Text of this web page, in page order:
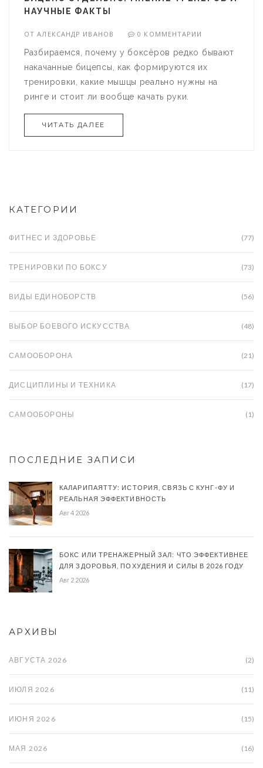
НАУЧНЫЕ ФАКТЫ
ОТАЛЕКСАНДР ИВАНОВ 0 КОММЕНТАРИИ
Разбираемся, почему у боксёров редко бывают
накачанные бицепсы, как формируются их
тренировки, какие мышцы реально нужны на
ринге и стоит ли вообще качать руки.
ЧИТАТЬ ДАЛЕЕ
КАТЕГОРИИ
ФИТНЕС И ЗДОРОВЬЕ (77)
ТРЕНИРОВКИ ПО БОКСУ (73)
ВИДЫ ЕДИНОБОРСТВ (56)
ВЫБОР БОЕВОГО ИСКУССТВА (48)
САМООБОРОНА (21)
ДИСЦИПЛИНЫ И ТЕХНИКА (17)
САМООБОРОНЫ (1)
ПОСЛЕДНИЕ ЗАПИСИ
КАЛАРИПАЯТТУ: ИСТОРИЯ, СВЯЗЬ С КУНГ-ФУ И
РЕАЛЬНАЯ ЭФФЕКТИВНОСТЬ
Авг 4 2026
БОКС ИЛИ ТРЕНАЖЕРНЫЙ ЗАЛ: ЧТО ЭФФЕКТИВНЕЕ
ДЛЯ ЗДОРОВЬЯ, ПОХУДЕНИЯ И СИЛЫ В 2026 ГОДУ
Авг 2 2026
АРХИВЫ
АВГУСТА 2026 (2)
ИЮЛЯ 2026 (11)
ИЮНЯ 2026 (15)
МАЯ 2026 (16)